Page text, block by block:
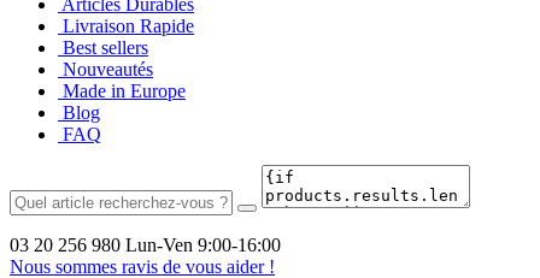
Articles Durables
Livraison Rapide
Best sellers
Nouveautés
Made in Europe
Blog
FAQ
03 20 256 980 Lun-Ven 9:00-16:00
Nous sommes ravis de vous aider !